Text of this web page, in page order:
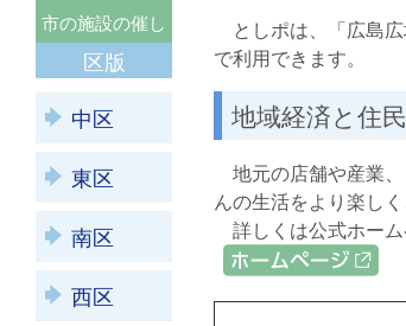
としポは、「広島
で利用できます。
地域経済と住
地元の店舗や産業
んの生活をより楽し
詳しくは公式ホーム
link
市の施設の催し
区版
中区
東区
南区
西区